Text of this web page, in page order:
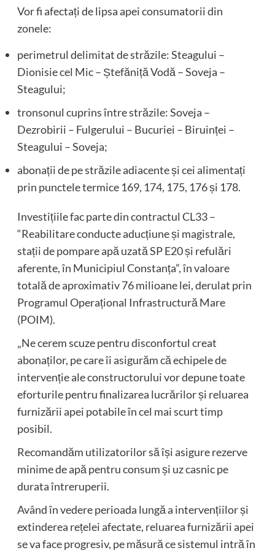
Vor fi afectați de lipsa apei consumatorii din
zonele:
perimetrul delimitat de străzile: Steagului –
Dionisie cel Mic – Ștefăniță Vodă – Soveja –
Steagului;
tronsonul cuprins între străzile: Soveja –
Dezrobirii – Fulgerului – Bucuriei – Biruinței –
Steagului – Soveja;
abonații de pe străzile adiacente și cei alimentați
prin punctele termice 169, 174, 175, 176 și 178.
Investițiile fac parte din contractul CL33 –
“Reabilitare conducte aducțiune și magistrale,
stații de pompare apă uzată SP E20 și refulări
aferente, în Municipiul Constanța”, în valoare
totală de aproximativ 76 milioane lei, derulat prin
Programul Operațional Infrastructură Mare
(POIM).
„Ne cerem scuze pentru disconfortul creat
abonaților, pe care îi asigurăm că echipele de
intervenție ale constructorului vor depune toate
eforturile pentru finalizarea lucrărilor și reluarea
furnizării apei potabile în cel mai scurt timp
posibil.
Recomandăm utilizatorilor să își asigure rezerve
minime de apă pentru consum și uz casnic pe
durata întreruperii.
Având în vedere perioada lungă a intervențiilor și
extinderea rețelei afectate, reluarea furnizării apei
se va face progresiv, pe măsură ce sistemul intră în